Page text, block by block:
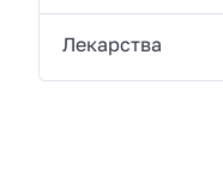
Лекарства